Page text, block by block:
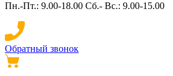
Пн.-Пт.: 9.00-18.00 Сб.- Вс.: 9.00-15.00
Обратный звонок